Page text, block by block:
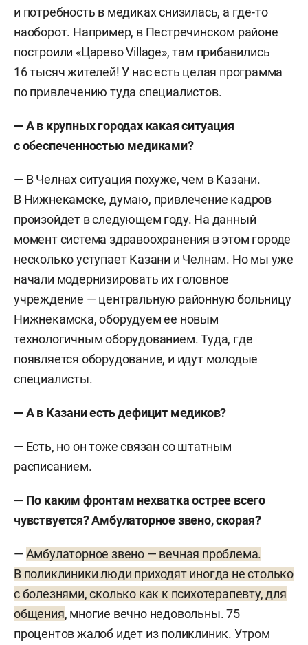
и потребность в медиках снизилась, а где-то
наоборот. Например, в Пестречинском районе
построили «Царево Village», там прибавились
16 тысяч жителей! У нас есть целая программа
по привлечению туда специалистов.
— А в крупных городах какая ситуация
с обеспеченностью медиками?
— В Челнах ситуация похуже, чем в Казани.
В Нижнекамске, думаю, привлечение кадров
произойдет в следующем году. На данный
момент система здравоохранения в этом городе
несколько уступает Казани и Челнам. Но мы уже
начали модернизировать их головное
учреждение — центральную районную больницу
Нижнекамска, оборудуем ее новым
технологичным оборудованием. Туда, где
появляется оборудование, и идут молодые
специалисты.
— А в Казани есть дефицит медиков?
— Есть, но он тоже связан со штатным
расписанием.
— По каким фронтам нехватка острее всего
чувствуется? Амбулаторное звено, скорая?
— Амбулаторное звено — вечная проблема.
В поликлиники люди приходят иногда не столько
с болезнями, сколько как к психотерапевту, для
общения, многие вечно недовольны. 75
процентов жалоб идет из поликлиник. Утром